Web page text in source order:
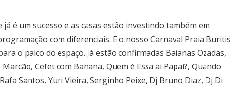
é um sucesso e as casas estão investindo também em
com diferenciais. E o nosso Carnaval Praia Buritis
o palco do espaço. Já estão confirmadas Baianas Ozadas,
Cefet com Banana, Quem é Essa ai Papai?, Quando
Santos, Yuri Vieira, Serginho Peixe, Dj Bruno Diaz, Dj Di